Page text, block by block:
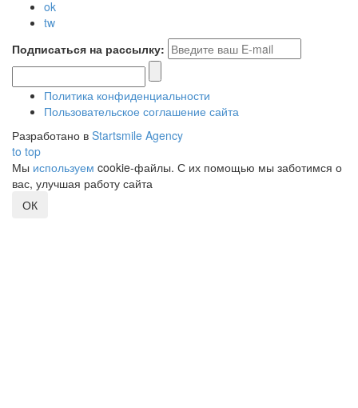
ok
tw
Подписаться на рассылку:
Политика конфиденциальности
Пользовательское соглашение сайта
Разработано в Startsmile Agency
to top
Мы используем cookie-файлы. С их помощью мы заботимся о
вас, улучшая работу сайта
ОК